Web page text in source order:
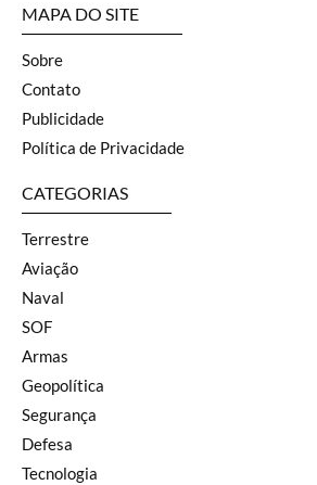
MAPA DO SITE
Sobre
Contato
Publicidade
Política de Privacidade
CATEGORIAS
Terrestre
Aviação
Naval
SOF
Armas
Geopolítica
Segurança
Defesa
Tecnologia